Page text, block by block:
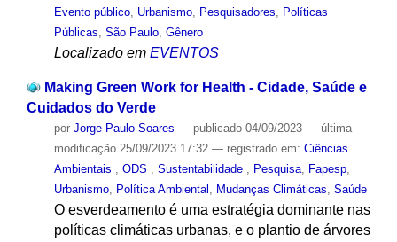
Evento público, Urbanismo, Pesquisadores, Políticas
Públicas, São Paulo, Gênero
Localizado em EVENTOS
Making Green Work for Health - Cidade, Saúde e
Cuidados do Verde
por Jorge Paulo Soares — publicado04/09/2023 — última
modificação25/09/2023 17:32 — registrado em: Ciências
Ambientais , ODS , Sustentabilidade , Pesquisa, Fapesp,
Urbanismo, Política Ambiental , Mudanças Climáticas, Saúde
O esverdeamento é uma estratégia dominante nas
políticas climáticas urbanas, e o plantio de árvores